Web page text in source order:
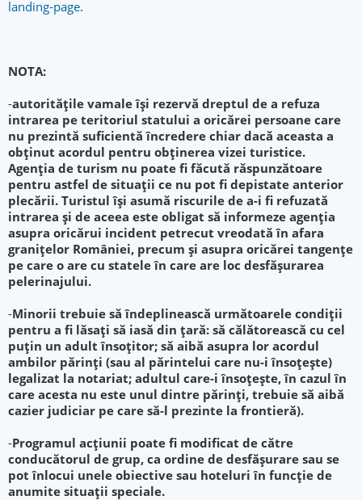
landing-page.
NOTA:
-autorităţile vamale îşi rezervă dreptul de a refuza
intrarea pe teritoriul statului a oricărei persoane care
nu prezintă suficientă încredere chiar dacă aceasta a
obţinut acordul pentru obţinerea vizei turistice.
Agenţia de turism nu poate fi făcută răspunzătoare
pentru astfel de situaţii ce nu pot fi depistate anterior
plecării. Turistul îşi asumă riscurile de a-i fi refuzată
intrarea şi de aceea este obligat să informeze agenţia
asupra oricărui incident petrecut vreodată în afara
graniţelor României, precum şi asupra oricărei tangenţe
pe care o are cu statele în care are loc desfăşurarea
pelerinajului.
-Minorii trebuie să îndeplinească următoarele condiţii
pentru a fi lăsaţi să iasă din ţară: să călătorească cu cel
puţin un adult însoţitor; să aibă asupra lor acordul
ambilor părinţi (sau al părintelui care nu-i însoţeşte)
legalizat la notariat; adultul care-i însoţeşte, în cazul în
care acesta nu este unul dintre părinţi, trebuie să aibă
cazier judiciar pe care să-l prezinte la frontieră).
-Programul acţiunii poate fi modificat de către
conducătorul de grup, ca ordine de desfăşurare sau se
pot înlocui unele obiective sau hoteluri în funcţie de
anumite situaţii speciale.